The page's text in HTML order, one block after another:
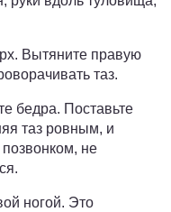
Вытяните правую
таз.
бедра. Поставьте
таз ровным, и
позвонком, не
ногой. Это